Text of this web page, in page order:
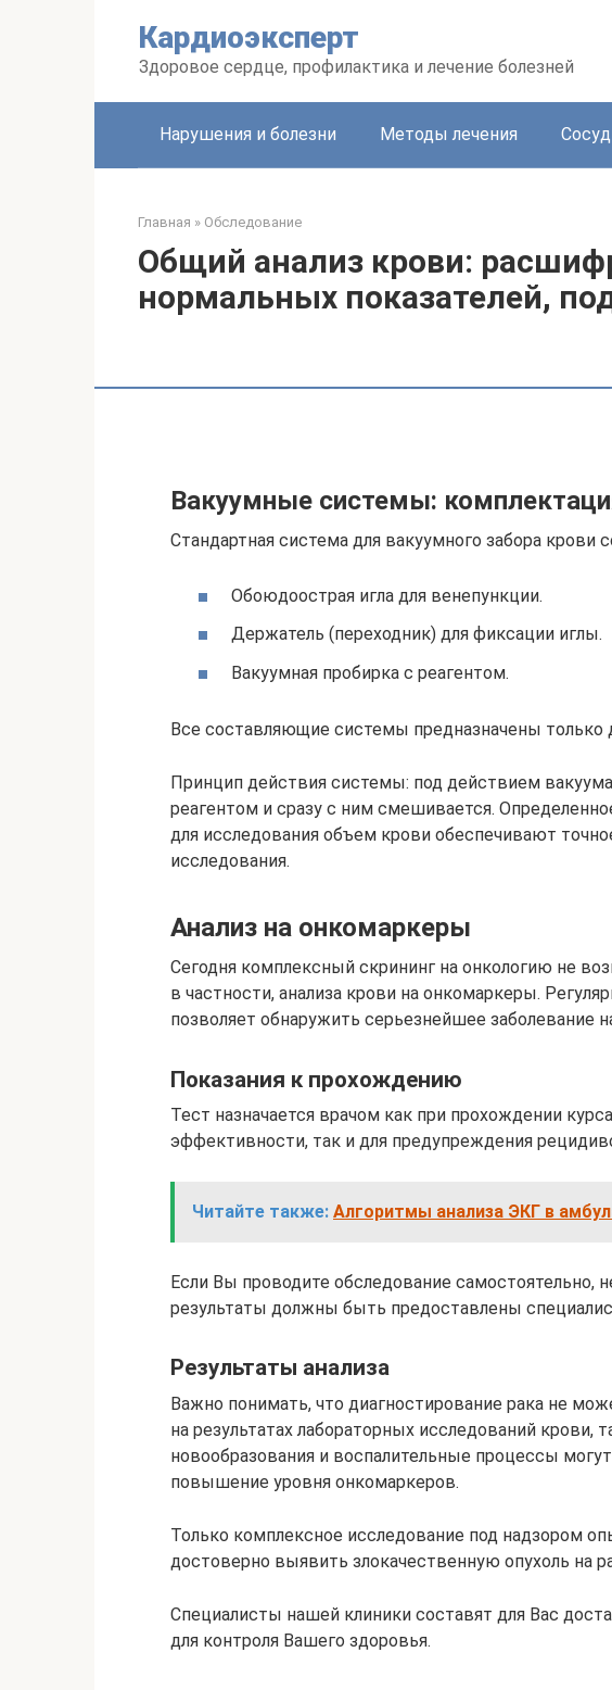
Кардиоэксперт
Здоровое сердце, профилактика и лечение болезней
Нарушения и болезни Методы лечения
Главная » Обследование
Общий анализ крови:
нормальных показателей,
Вакуумные системы:
Стандартная система для вакуумного забора крови
Обоюдоострая игла для венепункции.
Держатель (переходник) для фиксации иглы.
Вакуумная пробирка с реагентом.
Все составляющие системы предназначены только
Принцип действия системы: под действием
реагентом и сразу с ним смешивается.
для исследования объем крови обеспечивают
исследования.
Анализ на онкомаркеры
Сегодня комплексный скрининг на онкологию не
в частности, анализа крови на онкомаркеры.
позволяет обнаружить серьезнейшее заболевание
Показания к прохождению
Тест назначается врачом как при прохождении
эффективности, так и для предупреждения
Читайте также: Алгоритмы анализа ЭКГ в
Если Вы проводите обследование самостоятельно,
результаты должны быть предоставлены
Результаты анализа
Важно понимать, что диагностирование рака не
на результатах лабораторных исследований крови,
новообразования и воспалительные процессы
повышение уровня онкомаркеров.
Только комплексное исследование под надзором
достоверно выявить злокачественную опухоль на
Специалисты нашей клиники составят для Вас
для контроля Вашего здоровья.